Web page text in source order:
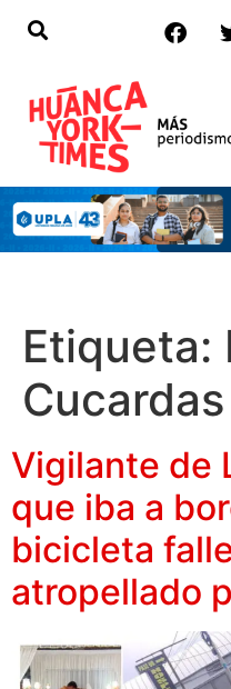
Etiqueta:
Cucardas
Vigilante de
que iba a
bicicleta
atropellado